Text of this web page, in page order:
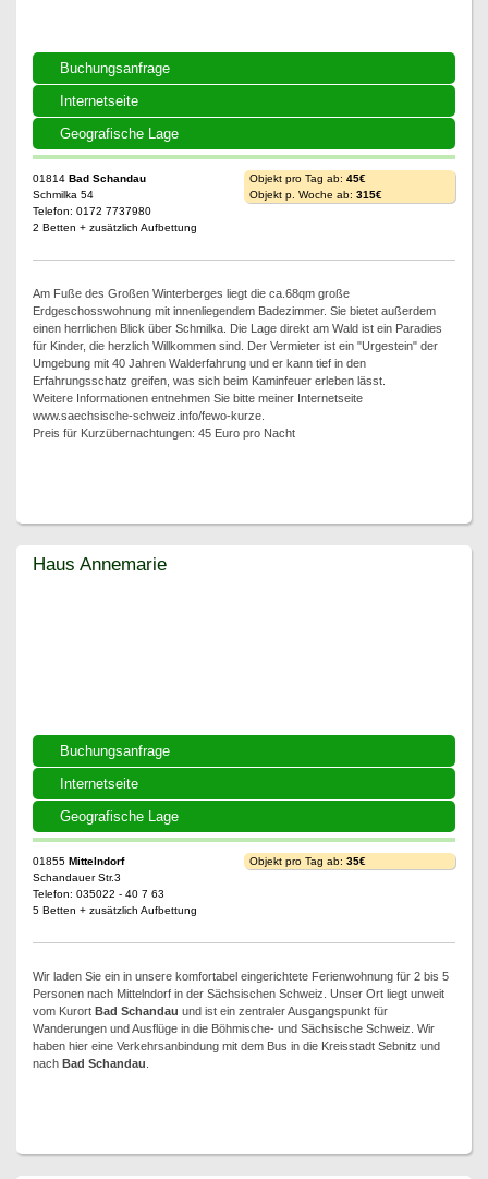
Buchungsanfrage
Internetseite
Geografische Lage
01814 Bad Schandau
Schmilka 54
Telefon: 0172 7737980
2 Betten + zusätzlich Aufbettung
Objekt pro Tag ab: 45€
Objekt p. Woche ab: 315€
Am Fuße des Großen Winterberges liegt die ca.68qm große
Erdgeschosswohnung mit innenliegendem Badezimmer. Sie bietet außerdem
einen herrlichen Blick über Schmilka. Die Lage direkt am Wald ist ein Paradies
für Kinder, die herzlich Willkommen sind. Der Vermieter ist ein "Urgestein" der
Umgebung mit 40 Jahren Walderfahrung und er kann tief in den
Erfahrungsschatz greifen, was sich beim Kaminfeuer erleben lässt.
Weitere Informationen entnehmen Sie bitte meiner Internetseite
www.saechsische-schweiz.info/fewo-kurze.
Preis für Kurzübernachtungen: 45 Euro pro Nacht
Haus Annemarie
Buchungsanfrage
Internetseite
Geografische Lage
Haus Annemarie
01855 Mittelndorf
Schandauer Str.3
Telefon: 035022 - 40 7 63
5 Betten + zusätzlich Aufbettung
Objekt pro Tag ab: 35€
Wir laden Sie ein in unsere komfortabel eingerichtete Ferienwohnung für 2 bis 5
Personen nach Mittelndorf in der Sächsischen Schweiz. Unser Ort liegt unweit
vom Kurort Bad Schandau und ist ein zentraler Ausgangspunkt für
Wanderungen und Ausflüge in die Böhmische- und Sächsische Schweiz. Wir
haben hier eine Verkehrsanbindung mit dem Bus in die Kreisstadt Sebnitz und
nach Bad Schandau